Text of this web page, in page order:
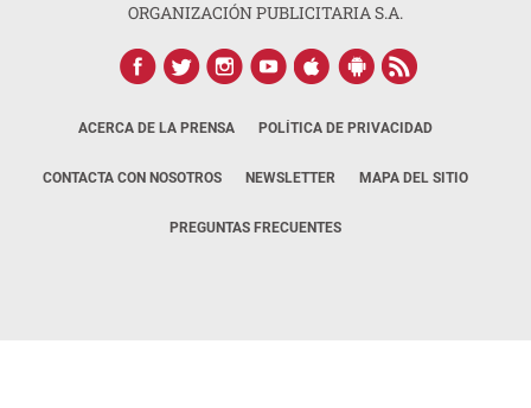
ORGANIZACIÓN PUBLICITARIA S.A.
ACERCA DE LA PRENSA POLÍTICA DE PRIVACIDAD
CONTACTA CON NOSOTROS NEWSLETTER MAPA DEL SITIO
PREGUNTAS FRECUENTES